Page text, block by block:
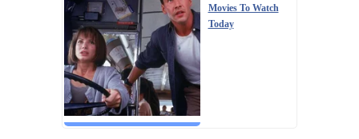
Movies To Watch
Today